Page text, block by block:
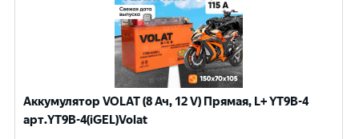
Аккумулятор VOLAT (8 Ач, 12 V) Прямая, L+ YT9B-4
арт.YT9B-4(iGEL)Volat